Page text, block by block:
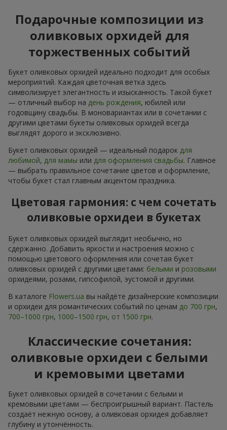
Подарочные композиции из
оливковых орхидей для
торжественных событий
Букет оливковых орхидей идеально подходит для особых
мероприятий. Каждая цветочная ветка здесь
символизирует элегантность и изысканность. Такой букет
— отличный выбор на день рождения, юбилей или
годовщину свадьбы. В моновариантах или в сочетании с
другими цветами букеты оливковых орхидей всегда
выглядят дорого и эксклюзивно.
Букет оливковых орхидей — идеальный подарок для
любимой, для мамы или для оформления свадьбы. Главное
— выбрать правильное сочетание цветов и оформление,
чтобы букет стал главным акцентом праздника.
Цветовая гармония: с чем сочетать
оливковые орхидеи в букетах
Букет оливковых орхидей выглядит необычно, но
сдержанно. Добавить яркости и настроения можно с
помощью цветового оформления или сочетая букет
оливковых орхидей с другими цветами: белыми и розовыми
орхидеями, розами, гипсофилой, эустомой и другими.
В каталоге Flowers.ua вы найдёте дизайнерские композиции
и орхидеи для романтических событий по ценам до 700 грн,
700–1000 грн, 1000–1500 грн, от 1500 грн.
Классические сочетания:
оливковые орхидеи с белыми
и кремовыми цветами
Букет оливковых орхидей в сочетании с белыми и
кремовыми цветами — беспроигрышный вариант. Пастель
создаёт нежную основу, а оливковая орхидея добавляет
глубину и утончённость.